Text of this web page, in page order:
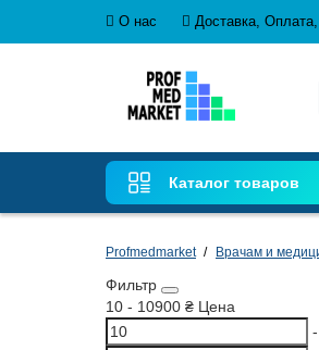
О нас Доставка, Оплата,
Каталог товаров
Profmedmarket Врачам и
Фильтр
10 - 10900 ₴ Цена
-